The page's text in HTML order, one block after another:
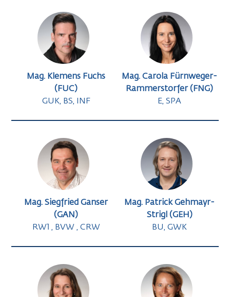
Mag. Klemens Fuchs
(FUC)
GUK, BS, INF
Mag. Carola Fürnweger-
Rammerstorfer (FNG)
E, SPA
Mag. Siegfried Ganser
(GAN)
RW1 , BVW , CRW
Mag. Patrick Gehmayr-
Strigl (GEH)
BU, GWK